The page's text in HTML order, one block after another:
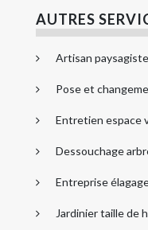
AUTRES
Artisan
Pose et
Entretien espace
Dessouchage
Entreprise
Jardinier taille de